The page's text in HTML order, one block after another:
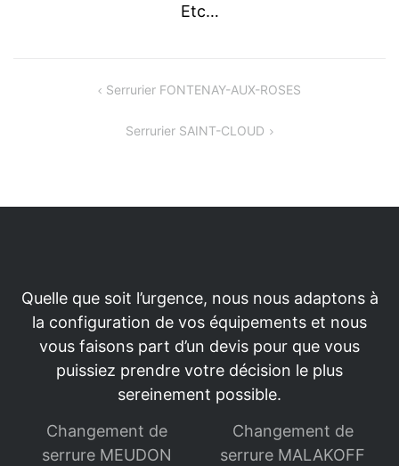
Etc…
NavigationSerrurier FONTENAY-AUX-ROSES
Serrurier SAINT-CLOUD
Quelle que soit l’urgence, nous nous adaptons à
la configuration de vos équipements et nous
vous faisons part d’un devis pour que vous
puissiez prendre votre décision le plus
sereinement possible.
Changement de
serrure MEUDON
Changement de
serrure MALAKOFF